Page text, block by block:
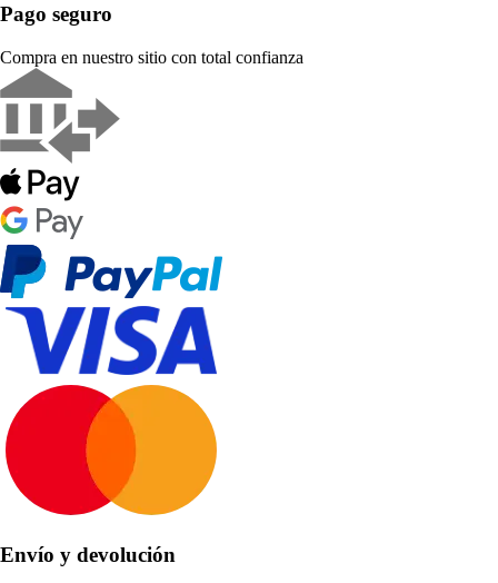
Pago seguro
Compra en nuestro sitio con total confianza
Envío y devolución